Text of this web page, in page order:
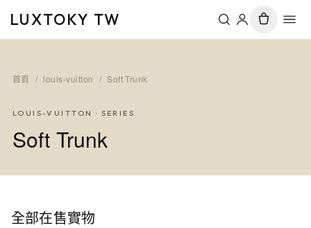
LUXTOKY TW
首頁 / louis-vuitton / Soft Trunk
LOUIS-VUITTON · SERIES
Soft Trunk
全部在售實物